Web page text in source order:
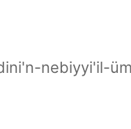
nebiyyi'il-